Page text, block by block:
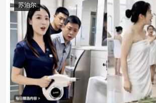
苏泊尔